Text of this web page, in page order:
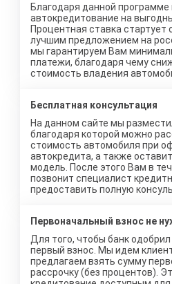
Благодаря данной
автокредитование на
Процентная ставка стартует
лучшим предложением на
мы гарантируем Вам
платежи, благодаря чему
стоимость владения
Бесплатная консультация
На данном сайте мы
благодаря которой можно
стоимость автомобиля при
автокредита, а также
модель. После этого Вам в
позвонит специалист
предоставить полную
Первоначальный взнос не
Для того, чтобы банк
первый взнос. Мы идем
предлагаем взять сумму
рассрочку (без процентов).